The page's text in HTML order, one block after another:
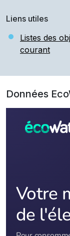
Liens utiles
Listes des
courant
Données